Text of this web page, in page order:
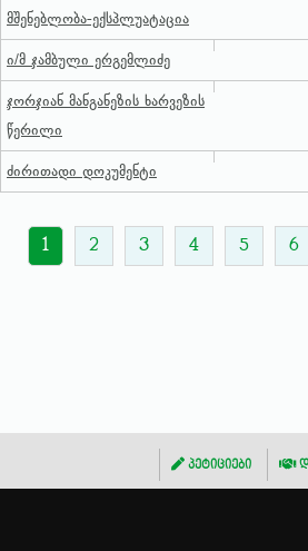
მშენებლობა-ექსპლუატაცია
ი/მ ჯამბული ერგემლიძე
ჯორჯიან მანგანეზის ხარვეზის
წერილი
ძირითადი დოკუმენტი
1 2 3 4 5 6
პეტიციები